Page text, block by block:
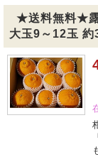
★送料無料★露
大玉9～12玉 約